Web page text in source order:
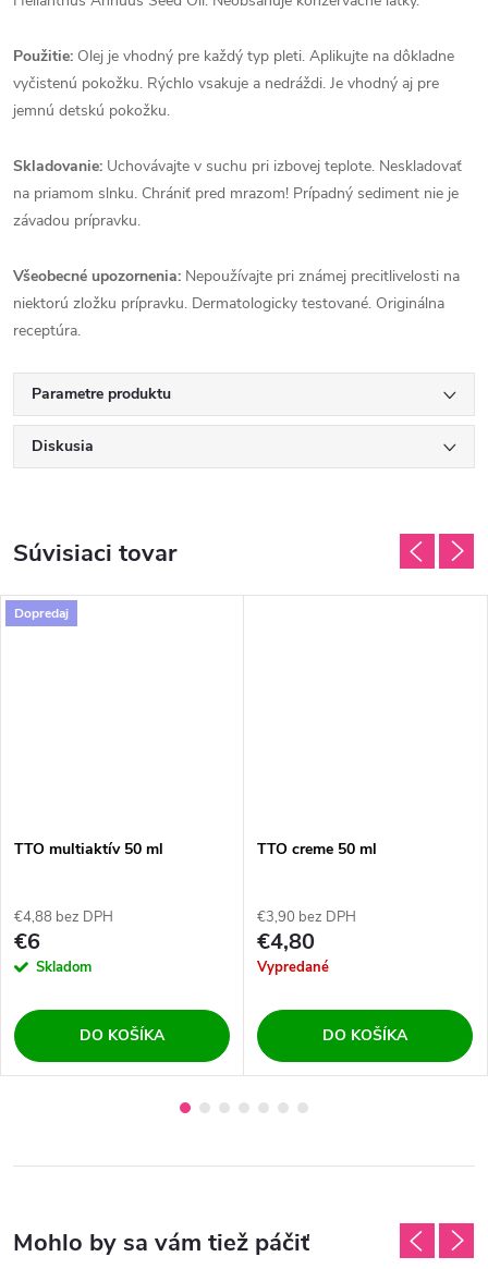
Použitie: Olej je vhodný pre každý typ pleti. Aplikujte na dôkladne
vyčistenú pokožku. Rýchlo vsakuje a nedráždi. Je vhodný aj pre
jemnú detskú pokožku.
Skladovanie: Uchovávajte v suchu pri izbovej teplote. Neskladovať
na priamom slnku. Chrániť pred mrazom! Prípadný sediment nie je
závadou prípravku.
Všeobecné upozornenia: Nepoužívajte pri známej precitlivelosti na
niektorú zložku prípravku. Dermatologicky testované. Originálna
receptúra.
Parametre produktu
Diskusia
Súvisiaci tovar
Dopredaj
TTO multiaktív 50 ml
€4,88 bez DPH
€6
Skladom
DO KOŠÍKA
TTO creme 50 ml
€3,90 bez DPH
€4,80
Vypredané
DO KOŠÍKA